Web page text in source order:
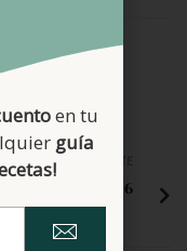
Free» 2016
en tu
guía